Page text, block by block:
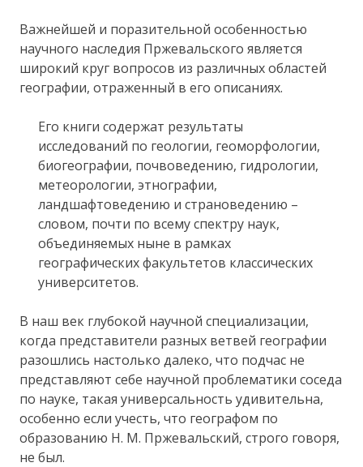
Важнейшей и поразительной особенностью
научного наследия Пржевальского является
широкий круг вопросов из различных областей
географии, отраженный в его описаниях.
Его книги содержат результаты
исследований по геологии, геоморфологии,
биогеографии, почвоведению, гидрологии,
метеорологии, этнографии,
ландшафтоведению и страноведению –
словом, почти по всему спектру наук,
объединяемых ныне в рамках
географических факультетов классических
университетов.
В наш век глубокой научной специализации,
когда представители разных ветвей географии
разошлись настолько далеко, что подчас не
представляют себе научной проблематики соседа
по науке, такая универсальность удивительна,
особенно если учесть, что географом по
образованию Н. М. Пржевальский, строго говоря,
не был.